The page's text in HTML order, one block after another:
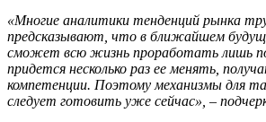
«Многие аналитики тенденций рынка
предсказывают, что в ближайшем
сможет всю жизнь проработать лишь
придется несколько раз ее менять,
компетенции. Поэтому механизмы для
следует готовить уже сейчас», –